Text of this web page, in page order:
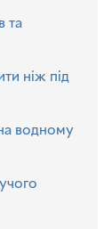
та
ніж під
водному